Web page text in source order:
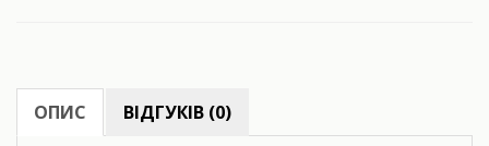
ОПИС ВІДГУКІВ (0)